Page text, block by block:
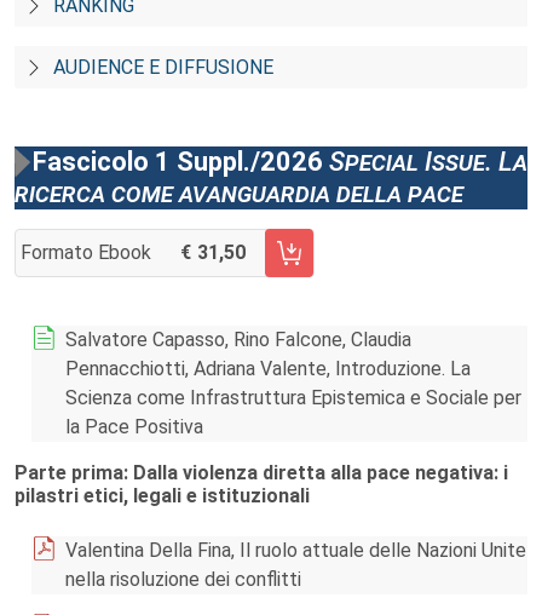
RANKING
AUDIENCE E DIFFUSIONE
Fascicolo 1 Suppl./2026 Special Issue. La
ricerca come avanguardia della pace
Formato Ebook 31,50
AGGIUNGI AL CARRELLO FASCICOLO 1 SUPPL./2026
Salvatore Capasso, Rino Falcone, Claudia
Pennacchiotti, Adriana Valente, Introduzione. La
Scienza come Infrastruttura Epistemica e Sociale per
la Pace Positiva
Parte prima: Dalla violenza diretta alla pace negativa: i
pilastri etici, legali e istituzionali
Valentina Della Fina, Il ruolo attuale delle Nazioni Unite
nella risoluzione dei conflitti